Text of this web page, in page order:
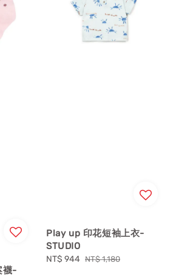
襪-
Play up 印花短袖上衣-
STUDIO
Sale
NT$ 944 Regular
NT$ 1,180